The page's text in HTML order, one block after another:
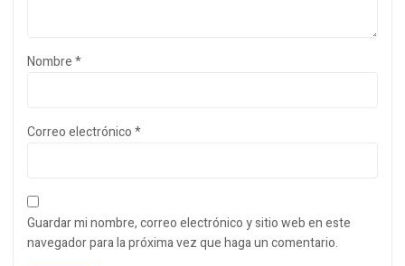
Nombre*
Correo electrónico*
Guardar mi nombre, correo electrónico y sitio web en este
navegador para la próxima vez que haga un comentario.